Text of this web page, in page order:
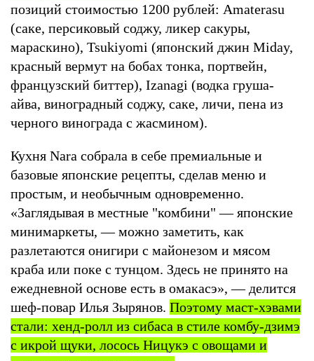
позиций стоимостью 1200 рублей: Amaterasu
(саке, персиковый соджу, ликер сакуры,
мараскино), Tsukiyomi (японский джин Miday,
красный вермут на бобах тонка, портвейн,
французский биттер), Izanagi (водка груша-
айва, виноградный соджу, саке, личи, пена из
черного винограда с жасмином).
Кухня Nara собрала в себе премиальные и
базовые японские рецепты, сделав меню и
простым, и необычным одновременно.
«Заглядывая в местные "комбини" — японские
минимаркеты, — можно заметить, как
разлетаются онигири с майонезом и мясом
краба или поке с тунцом. Здесь не принято на
ежедневной основе есть в омакасэ», — делится
шеф-повар Илья Зырянов. Поэтому маст-хэвами
стали: хенд-ролл из сибаса в стиле комбу-дзимэ
с икрой щуки, лосось Ницукэ с овощами и